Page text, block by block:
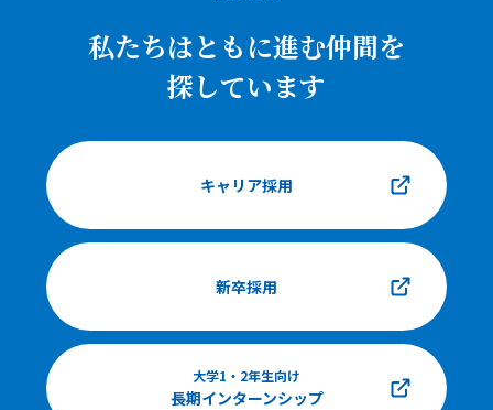
私たちはともに進む仲間を
探しています
キャリア採用
新卒採用
大学1・2年生向け
長期インターンシップ